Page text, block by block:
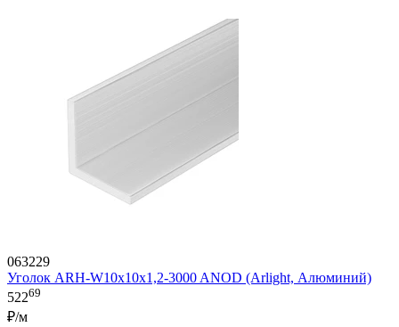
063229
Уголок ARH-W10x10x1,2-3000 ANOD (Arlight, Алюминий)
52269
₽/м